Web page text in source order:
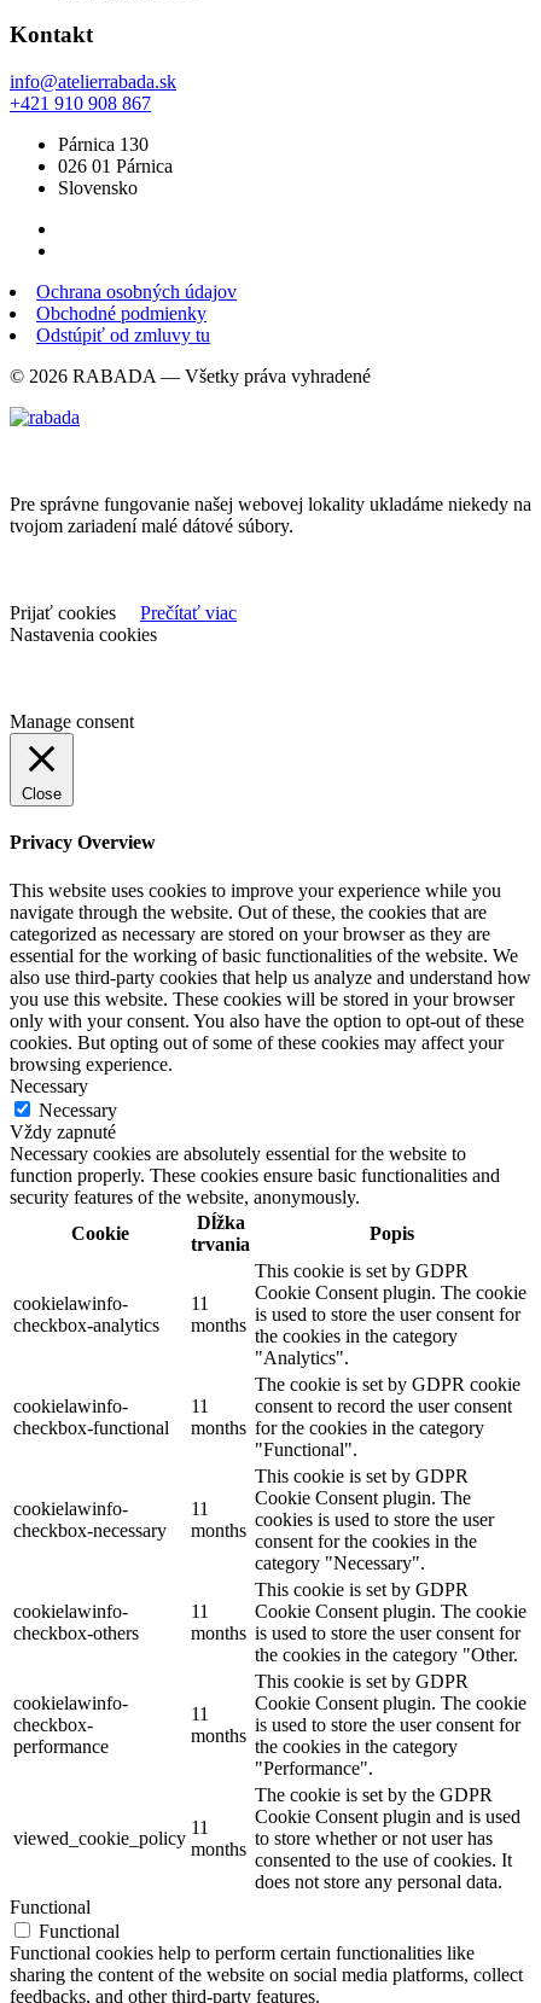
Kontakt
info@atelierrabada.sk
+421 910 908 867
Párnica 130
026 01 Párnica
Slovensko
Ochrana osobných údajov
Obchodné podmienky
Odstúpiť od zmluvy tu
© 2026 RABADA — Všetky práva vyhradené
Pre správne fungovanie našej webovej lokality ukladáme niekedy na
tvojom zariadení malé dátové súbory.
Prijať cookies
Prečítať viac
Nastavenia cookies
Manage consent
Close
Privacy Overview
This website uses cookies to improve your experience while you
navigate through the website. Out of these, the cookies that are
categorized as necessary are stored on your browser as they are
essential for the working of basic functionalities of the website. We
also use third-party cookies that help us analyze and understand how
you use this website. These cookies will be stored in your browser
only with your consent. You also have the option to opt-out of these
cookies. But opting out of some of these cookies may affect your
browsing experience.
Necessary
Necessary
Vždy zapnuté
Necessary cookies are absolutely essential for the website to
function properly. These cookies ensure basic functionalities and
security features of the website, anonymously.
Cookie
Dĺžka
trvania
Popis
cookielawinfo-
checkbox-analytics
11
months
This cookie is set by GDPR
Cookie Consent plugin. The cookie
is used to store the user consent for
the cookies in the category
"Analytics".
cookielawinfo-
checkbox-functional
11
months
The cookie is set by GDPR cookie
consent to record the user consent
for the cookies in the category
"Functional".
cookielawinfo-
checkbox-necessary
11
months
This cookie is set by GDPR
Cookie Consent plugin. The
cookies is used to store the user
consent for the cookies in the
category "Necessary".
cookielawinfo-
checkbox-others
11
months
This cookie is set by GDPR
Cookie Consent plugin. The cookie
is used to store the user consent for
the cookies in the category "Other.
cookielawinfo-
checkbox-
performance
11
months
This cookie is set by GDPR
Cookie Consent plugin. The cookie
is used to store the user consent for
the cookies in the category
"Performance".
viewed_cookie_policy
11
months
The cookie is set by the GDPR
Cookie Consent plugin and is used
to store whether or not user has
consented to the use of cookies. It
does not store any personal data.
Functional
Functional
Functional cookies help to perform certain functionalities like
sharing the content of the website on social media platforms, collect
feedbacks, and other third-party features.